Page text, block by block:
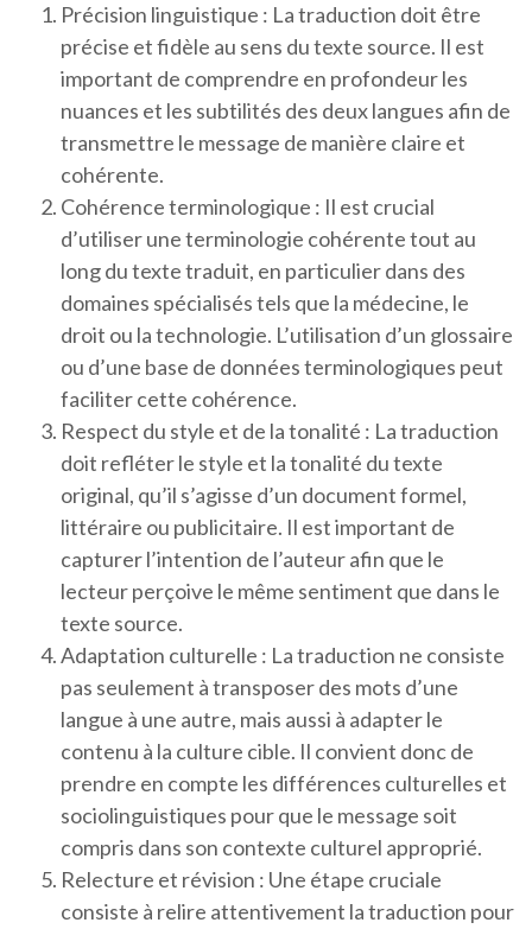
Précision linguistique : La traduction doit être
précise et fidèle au sens du texte source. Il est
important de comprendre en profondeur les
nuances et les subtilités des deux langues afin de
transmettre le message de manière claire et
cohérente.
Cohérence terminologique : Il est crucial
d’utiliser une terminologie cohérente tout au
long du texte traduit, en particulier dans des
domaines spécialisés tels que la médecine, le
droit ou la technologie. L’utilisation d’un glossaire
ou d’une base de données terminologiques peut
faciliter cette cohérence.
Respect du style et de la tonalité : La traduction
doit refléter le style et la tonalité du texte
original, qu’il s’agisse d’un document formel,
littéraire ou publicitaire. Il est important de
capturer l’intention de l’auteur afin que le
lecteur perçoive le même sentiment que dans le
texte source.
Adaptation culturelle : La traduction ne consiste
pas seulement à transposer des mots d’une
langue à une autre, mais aussi à adapter le
contenu à la culture cible. Il convient donc de
prendre en compte les différences culturelles et
sociolinguistiques pour que le message soit
compris dans son contexte culturel approprié.
Relecture et révision : Une étape cruciale
consiste à relire attentivement la traduction pour